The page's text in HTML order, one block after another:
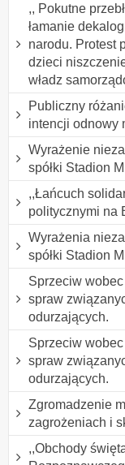
,, Pokutne
łamanie
narodu. Protest
dzieci
władz
Publiczny
intencji odnowy
Wyrażenie
spółki Stadion
,,Łańcuch
politycznymi na
Wyrażenia
spółki Stadion
Sprzeciw
spraw
odurzających.
Sprzeciw
spraw
odurzających.
Zgromadzenie
zagrożeniach i
,,Obchody